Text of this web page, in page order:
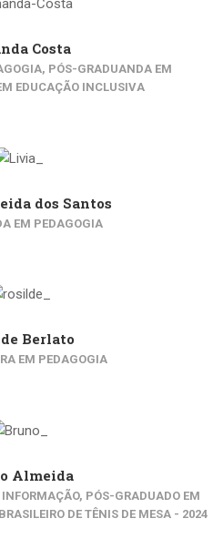
Costa
PÓS-GRADUANDA EM
EDUCAÇÃO INCLUSIVA
dos Santos
EM PEDAGOGIA
Berlato
EM PEDAGOGIA
Almeida
PÓS-GRADUADO EM
DE TÊNIS DE MESA - 2024